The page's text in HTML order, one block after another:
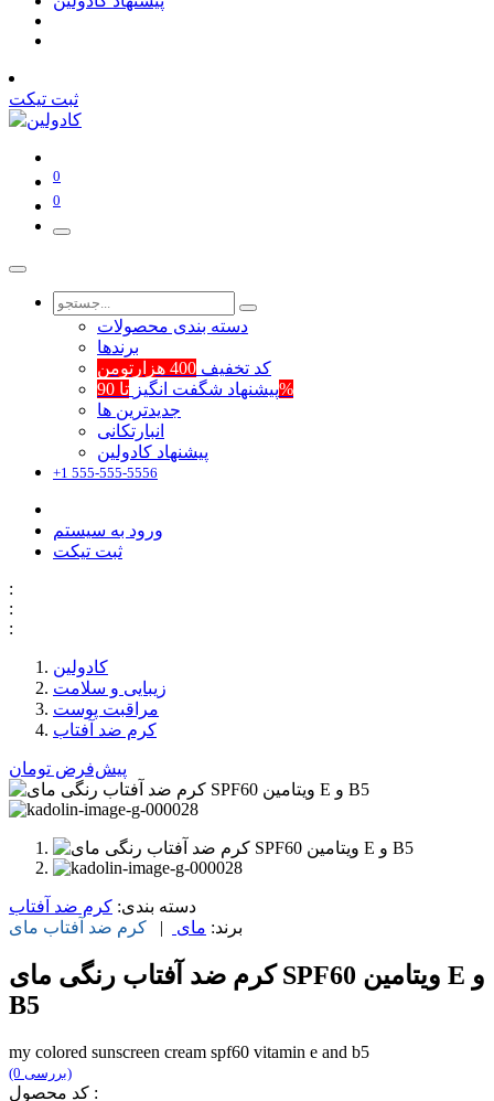
ثبت تیکت
0
0
دسته بندی محصولات
برند‌ها
کد تخفیف 400 هزارتومن
پیشنهاد شگفت انگیزتا 90%
جدیدترین ها
انبارتکانی
پیشنهاد کادولین
+1 555-555-5556
ورود به سیستم
ثبت تیکت
:
:
:
کادولین
زیبایی و سلامت
مراقبت پوست
کرم ضد آفتاب
پیش‌فرض تومان
دسته بندی: کرم ضد آفتاب
برند: مای | کرم ضد آفتاب مای
کرم ضد آفتاب رنگی مای SPF60 ویتامین E و
B5
my colored sunscreen cream spf60 vitamin e and b5
(0 بررسی)
کد محصول :